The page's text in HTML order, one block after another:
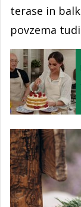
terase in
povzema